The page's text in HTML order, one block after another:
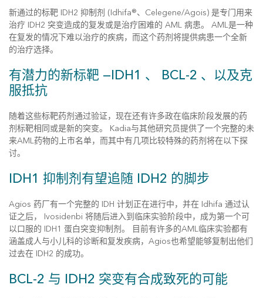
新通过的标靶 IDH2 抑制剂 (Idhifa®、Celegene/Agois) 是专门用来
治疗 IDH2 突变造成的复发或是治疗困难的 AML 病患。 AML是一种
在复发的情况下难以治疗的疾病，而这个药剂将提供病患一个全新
的治疗选择。
有潜力的新标靶 —IDH1 、 BCL-2 、以及克
服抵抗
随着这些标靶药剂通过验证，现在还有许多政在临床阶段发展的药
剂标靶相同或是新的突变。 Kadia与其他研究员提供了一个完整的未
来AML药物的上市名单，而其中有几项比较特殊的药剂将在以下探
讨。
IDH1 抑制剂有望追随 IDH2 的脚步
Agios 药厂有一个完整的 IDH 计划正在进行中，并在 Idhifa 通过认
证之后， Ivosidenbi 将随后进入到临床实验阶段中，成为第一个可
以口服的 IDH1 蛋白突变抑制剂。 目前有许多的AML临床实验都有
涵盖成人与小儿科的诊断和复发疾病，Agios也希望能够复制出他们
过去在 IDH2 的成功。
BCL-2 与 IDH2 突变有合成致死的可能